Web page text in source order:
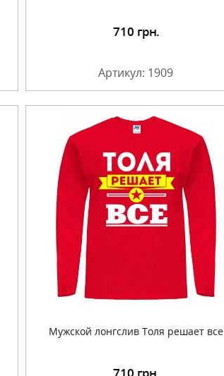
710 грн.
Артикул: 1909
Подробнее
Мужской лонгслив Толя решает все
710 грн.